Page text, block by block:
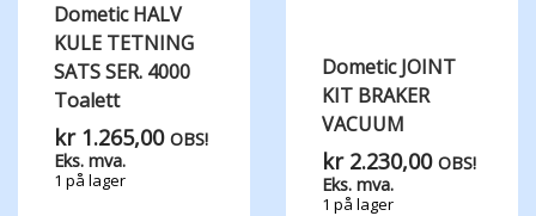
Dometic HALV
KULE TETNING
SATS SER. 4000
Toalett
kr1.265,00 OBS!
Eks. mva.
1 på lager
Dometic JOINT
KIT BRAKER
VACUUM
kr2.230,00 OBS!
Eks. mva.
1 på lager